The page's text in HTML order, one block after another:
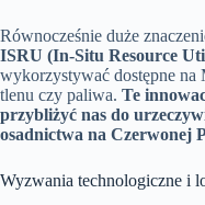
Równocześnie duże
ISRU (In-Situ Resource
wykorzystywać dostępne na
tlenu czy paliwa. Te
przybliżyć nas do
osadnictwa na Czerwonej
Wyzwania technologiczne i